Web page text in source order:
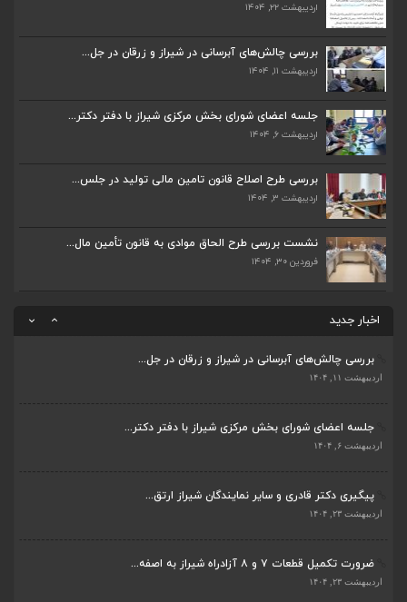
اردیبهشت ۲۲, ۱۴۰۴
بررسی چالش‌های آبرسانی در شیراز و زرقان در جل...
اردیبهشت ۱۱, ۱۴۰۴
جلسه اعضای شورای بخش مرکزی شیراز با دفتر دکتر...
اردیبهشت ۶, ۱۴۰۴
بررسی طرح اصلاح قانون تامین مالی تولید در جلس...
اردیبهشت ۳, ۱۴۰۴
نشست بررسی طرح الحاق موادی به قانون تأمین مال...
فروردین ۳۰, ۱۴۰۴
اخبار جدید
بررسی چالش‌های آبرسانی در شیراز و زرقان در جل...
جلسه اعضای شورای بخش مرکزی شیراز با دفتر دکتر...
پیگیری دکتر قادری و سایر نمایندگان شیراز ارتق...
اردیبهشت ۲۳, ۱۴۰۴
ضرورت تکمیل قطعات ۷ و ۸ آزادراه شیراز به اصفه...
اردیبهشت ۲۳, ۱۴۰۴
بررسی چالش‌های آبرسانی در شیراز و زرقان در جل...
اردیبهشت ۱۱, ۱۴۰۴
جلسه اعضای شورای بخش مرکزی شیراز با دفتر دکتر...
اردیبهشت ۶, ۱۴۰۴
پیگیری دکتر قادری و سایر نمایندگان شیراز ارتق...
اردیبهشت ۲۳, ۱۴۰۴
ضرورت تکمیل قطعات ۷ و ۸ آزادراه شیراز به اصفه...
اردیبهشت ۲۳, ۱۴۰۴
ضرورت تکمیل قطعات ۷ و ۸ آزادراه شیراز به اصفه...
قادری نماینده مردم شیراز و زرقان در مجلس شورا...
بررسی چالش‌های آبرسانی در شیراز و زرقان در جل...
جلسه اعضای شورای بخش مرکزی شیراز با دفتر دکتر...